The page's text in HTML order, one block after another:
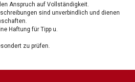
Anspruch auf Vollständigkeit.
sind unverbindlich und dienen
Haftung für Tipp u.
zu prüfen.